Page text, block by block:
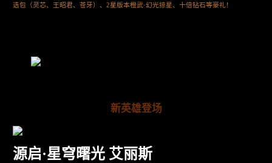
选包（灵芯、王昭君、苍牙）、2星版本橙武·幻光掠星、十倍钻石等豪礼！
新英雄登场
源启·星穹曙光 艾丽斯